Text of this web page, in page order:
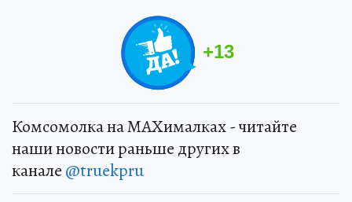
+13
Комсомолка на MAXималках - читайте
наши новости раньше других в
канале @truekpru